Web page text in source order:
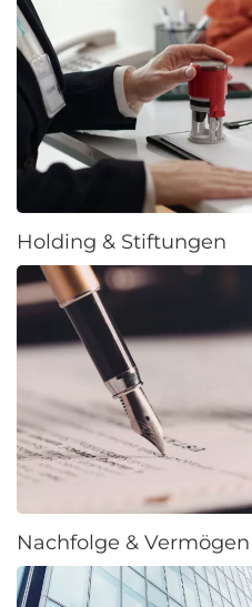
Holding & Stiftungen
Nachfolge & Vermögen